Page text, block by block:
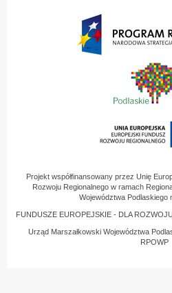
Projekt współfinansowany przez Unię
Rozwoju Regionalnego w ramach
Województwa Podlaskiego
FUNDUSZE EUROPEJSKIE - DLA
Urząd Marszałkowski Województwa
RPOWP